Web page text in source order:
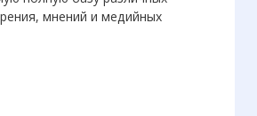
мнений и медийных